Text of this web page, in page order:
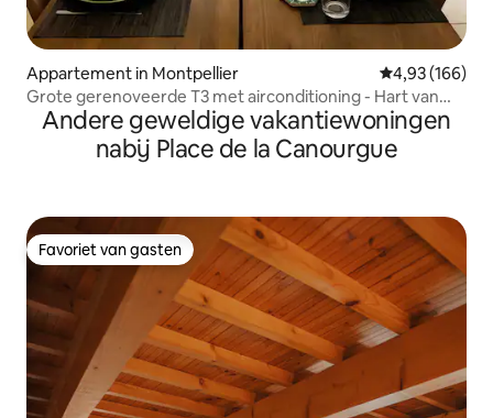
Appartement in Montpellier Gemiddelde
4,93 (166)
Grote gerenoveerde T3 met airconditioning - Hart van
Montpellier
Andere geweldige vakantiewoningen
nabij Place de la Canourgue
Favoriet van gasten
Favoriet van gasten